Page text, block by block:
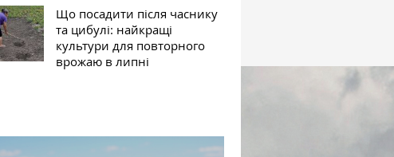
Що посадити після часнику
та цибулі: найкращі
культури для повторного
врожаю в липні